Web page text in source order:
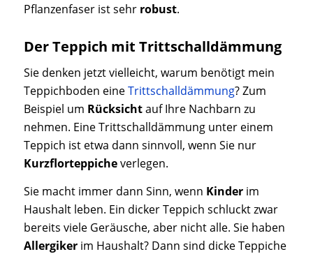
Pflanzenfaser ist sehr robust.
Der Teppich mit Trittschalldämmung
Sie denken jetzt vielleicht, warum benötigt mein
Teppichboden eineTrittschalldämmung? Zum
Beispiel um Rücksichtauf Ihre Nachbarn zu
nehmen. Eine Trittschalldämmung unter einem
Teppich ist etwa dann sinnvoll, wenn Sie nur
Kurzflorteppicheverlegen.
Sie macht immer dann Sinn, wenn Kinderim
Haushalt leben. Ein dicker Teppich schluckt zwar
bereits viele Geräusche, aber nicht alle. Sie haben
Allergikerim Haushalt? Dann sind dicke Teppiche